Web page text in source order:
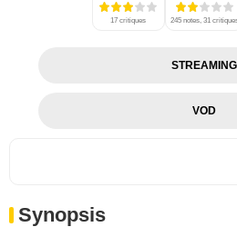
17 critiques 245 notes, 31
STREAMING
VOD
Synopsis